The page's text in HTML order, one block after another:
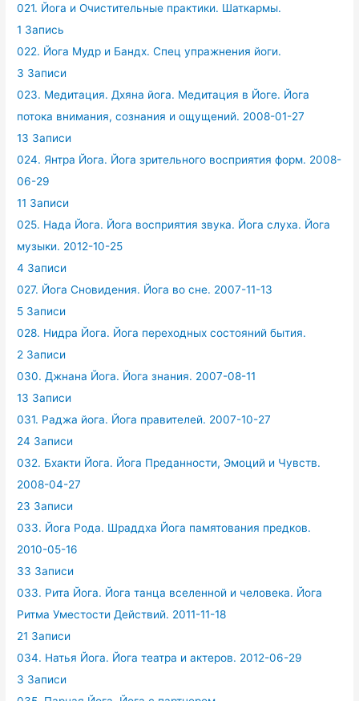
021. Йога и Очистительные практики. Шаткармы.
1 Запись
022. Йога Мудр и Бандх. Спец упражнения йоги.
3 Записи
023. Медитация. Дхяна йога. Медитация в Йоге. Йога
потока внимания, сознания и ощущений. 2008-01-27
13 Записи
024. Янтра Йога. Йога зрительного восприятия форм. 2008-
06-29
11 Записи
025. Нада Йога. Йога восприятия звука. Йога слуха. Йога
музыки. 2012-10-25
4 Записи
027. Йога Сновидения. Йога во сне. 2007-11-13
5 Записи
028. Нидра Йога. Йога переходных состояний бытия.
2 Записи
030. Джнана Йога. Йога знания. 2007-08-11
13 Записи
031. Раджа йога. Йога правителей. 2007-10-27
24 Записи
032. Бхакти Йога. Йога Преданности, Эмоций и Чувств.
2008-04-27
23 Записи
033. Йога Рода. Шраддха Йога памятования предков.
2010-05-16
33 Записи
033. Рита Йога. Йога танца вселенной и человека. Йога
Ритма Уместости Действий. 2011-11-18
21 Записи
034. Натья Йога. Йога театра и актеров. 2012-06-29
3 Записи